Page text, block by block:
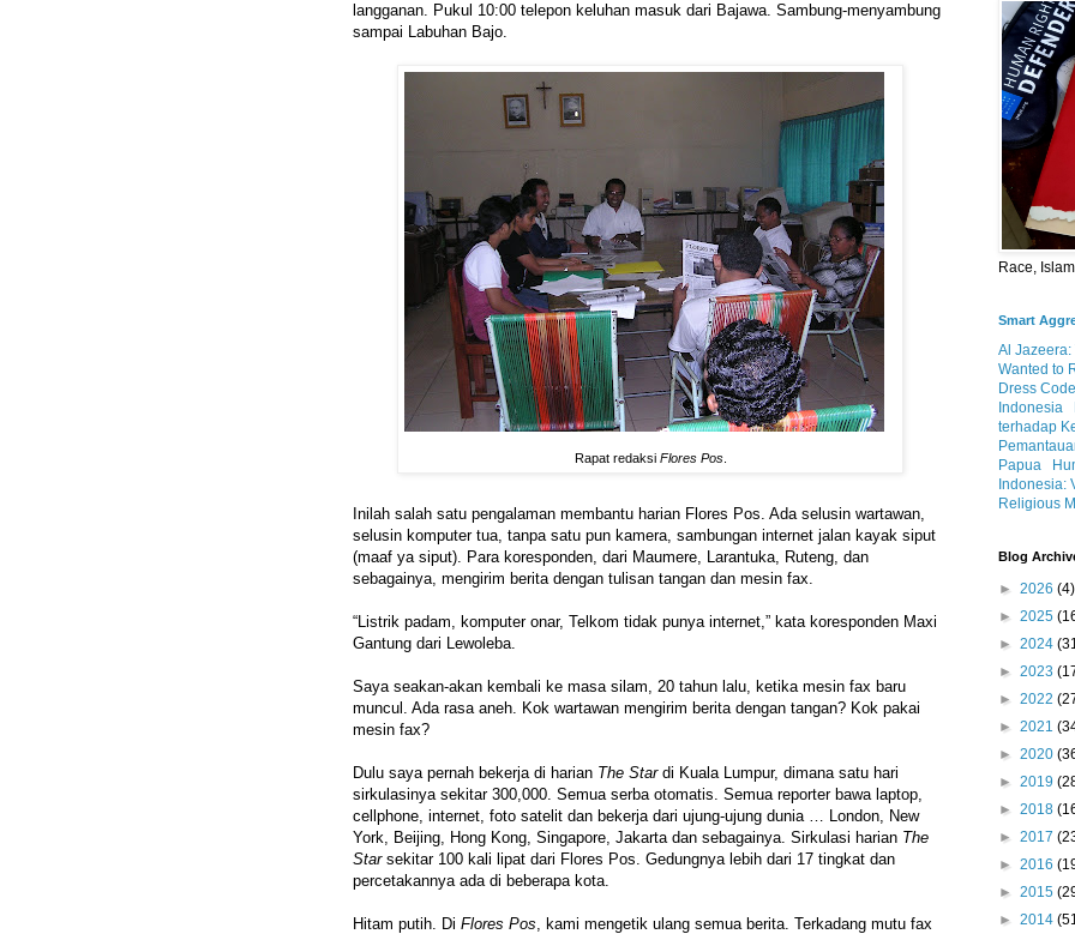
langganan. Pukul 10:00 telepon keluhan masuk dari Bajawa. Sambung-menyambung
sampai Labuhan Bajo.
Rapat redaksi Flores Pos.
Inilah salah satu pengalaman membantu harian Flores Pos. Ada selusin wartawan,
selusin komputer tua, tanpa satu pun kamera, sambungan internet jalan kayak siput
(maaf ya siput). Para koresponden, dari Maumere, Larantuka, Ruteng, dan
sebagainya, mengirim berita dengan tulisan tangan dan mesin fax.
“Listrik padam, komputer onar, Telkom tidak punya internet,” kata koresponden Maxi
Gantung dari Lewoleba.
Saya seakan-akan kembali ke masa silam, 20 tahun lalu, ketika mesin fax baru
muncul. Ada rasa aneh. Kok wartawan mengirim berita dengan tangan? Kok pakai
mesin fax?
Dulu saya pernah bekerja di harian The Stardi Kuala Lumpur, dimana satu hari
sirkulasinya sekitar 300,000. Semua serba otomatis. Semua reporter bawa laptop,
cellphone, internet, foto satelit dan bekerja dari ujung-ujung dunia … London, New
York, Beijing, Hong Kong, Singapore, Jakarta dan sebagainya. Sirkulasi harian The
Starsekitar 100 kali lipat dari Flores Pos. Gedungnya lebih dari 17 tingkat dan
percetakannya ada di beberapa kota.
Hitam putih. Di Flores Pos , kami mengetik ulang semua berita. Terkadang mutu fax
Race,
Smart
Al Jazeera:
Wanted to
Dress
Indonesia
terhadap
Papua
Indonesia:
Religious
Blog
► 2026 (4)
► 2025
► 2024
► 2023
► 2022
► 2021
► 2020
► 2019
► 2018
► 2017
► 2016
► 2015
► 2014